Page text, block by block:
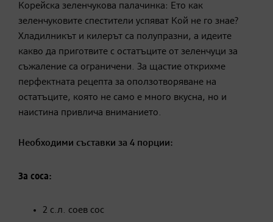
Корейска зеленчукова палачинка: Ето как
зеленчуковите спестители успяват Кой не го знае?
Хладилникът и килерът са полупразни, а идеите
какво да приготвите с остатъците от зеленчуци за
съжаление са ограничени. За щастие открихме
перфектната рецепта за оползотворяване на
остатъците, която не само е много вкусна, но и
наистина привлича вниманието.
Необходими съставки за 4 порции:
За соса:
2 с.л. соев сос